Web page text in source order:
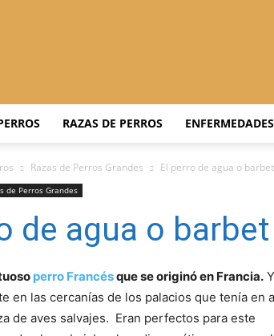
RAZAS DE PERROS
Razas de Perros Grandes El perro de agua o barbet
de Perros Grandes
de agua o barbet
perro Francésque se originó en Francia.
en las cercanías de los palacios que tenía en
de aves salvajes. Eran perfectos para este